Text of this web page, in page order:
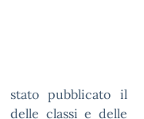
stato pubblicato il
delle classi e delle